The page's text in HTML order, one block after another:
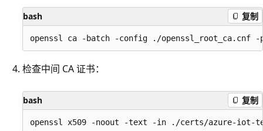
bash 复制
检查中间 CA 证书：
bash 复制